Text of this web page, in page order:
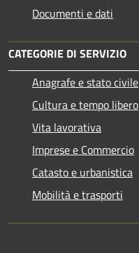
Documenti e dati
CATEGORIE DI SERVIZIO
Anagrafe e stato civile
Cultura e tempo libero
Vita lavorativa
Imprese e Commercio
Catasto e urbanistica
Mobilità e trasporti